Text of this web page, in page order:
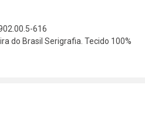
616
do Brasil Serigrafia. Tecido 100%